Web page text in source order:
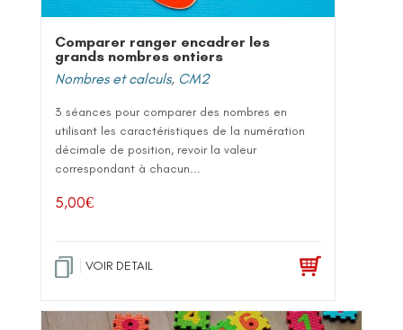
Comparer ranger encadrer les
grands nombres entiers
Nombres et calculs, CM2
3 séances pour comparer des nombres en
utilisant les caractéristiques de la numération
décimale de position, revoir la valeur
correspondant à chacun...
5,00€
VOIR DETAIL